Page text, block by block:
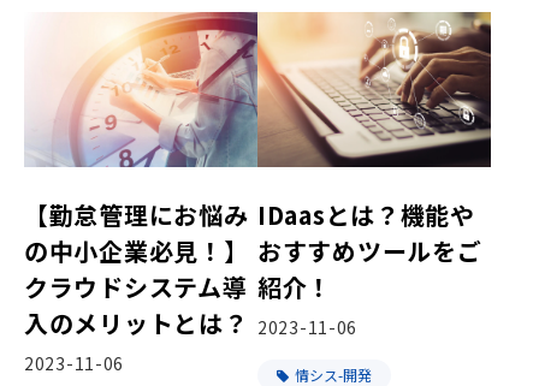
【勤怠管理にお悩み
の中小企業必見！】
クラウドシステム導
入のメリットとは？
2023-11-06
IDaasとは？機能や
おすすめツールをご
紹介！
2023-11-06
情シス-開発